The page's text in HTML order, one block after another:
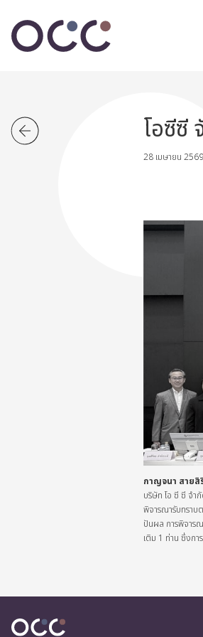
โอซีซี
28 เมษายน 2569
กาญจนา สายสิ
บริษัท โอ ซี ซี จำ
พิจารณารับทราบ
ปันผล การพิจาร
เติม 1 ท่าน ซึ่งกา